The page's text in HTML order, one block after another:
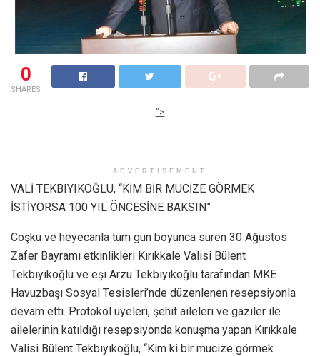
0
SHARES
">
ADVERTISEMENT
VALİ TEKBIYIKOĞLU, “KİM BİR MUCİZE GÖRMEK
İSTİYORSA 100 YIL ÖNCESİNE BAKSIN”
Coşku ve heyecanla tüm gün boyunca süren 30 Ağustos
Zafer Bayramı etkinlikleri Kırıkkale Valisi Bülent
Tekbıyıkoğlu ve eşi Arzu Tekbıyıkoğlu tarafından MKE
Havuzbaşı Sosyal Tesisleri’nde düzenlenen resepsiyonla
devam etti. Protokol üyeleri, şehit aileleri ve gaziler ile
ailelerinin katıldığı resepsiyonda konuşma yapan Kırıkkale
Valisi Bülent Tekbıyıkoğlu, “Kim ki bir mucize görmek